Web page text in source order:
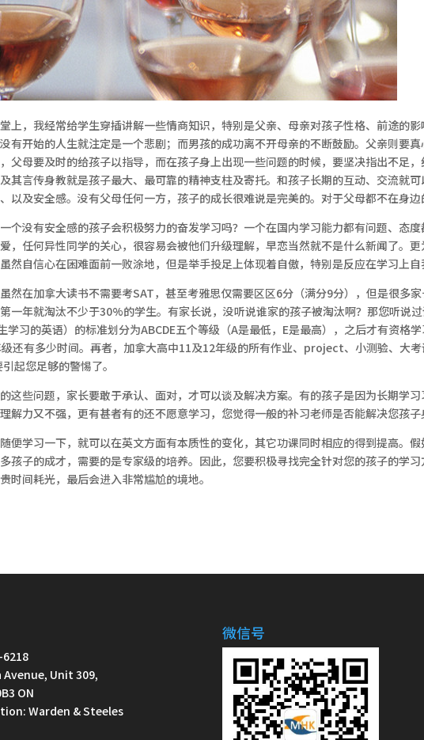
上，我经常给学生穿插讲解一些情商知识，特别是父亲、母亲对孩子性格、前途的
有开始的人生就注定是一个悲剧；而男孩的成功离不开母亲的不断鼓励。父亲则要
父母要及时的给孩子以指导，而在孩子身上出现一些问题的时候，要坚决指出不足
其言传身教就是孩子最大、最可靠的精神支柱及寄托。和孩子长期的互动、交流就
以及安全感。没有父母任何一方，孩子的成长很难说是完美的。对于父母都不在身
个没有安全感的孩子会积极努力的奋发学习吗？一个在国内学习能力都有问题、态
，任何异性同学的关心，很容易会被他们升级理解，早恋当然就不是什么新闻了。
然自信心在困难面前一败涂地，但是举手投足上体现着自傲，特别是反应在学习上自
然在加拿大读书不需要考SAT，甚至考雅思仅需要区区6分（满分9分），但是很多
一年就淘汰不少于30%的学生。有家长说，没听说谁家的孩子被淘汰啊？那您听说
学习的英语）的标准划分为ABCDE五个等级（A是最低，E是最高），之后才有资
还有多少时间。再者，加拿大高中11及12年级的所有作业、project、小测验、大
起您足够的警惕了。
这些问题，家长要敢于承认、面对，才可以谈及解决方案。有的孩子是因为长期学
解力又不强，更有甚者有的还不愿意学习，您觉得一般的补习老师是否能解决您孩
便学习一下，就可以在英文方面有本质性的变化，其它功课同时相应的得到提高。
孩子的成才，需要的是专家级的培养。因此，您要积极寻找完全针对您的孩子的学
时间耗光，最后会进入非常尴尬的境地。
6218
Avenue, Unit 309,
ON
Warden & Steeles
微信号